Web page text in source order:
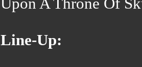
Line-Up: